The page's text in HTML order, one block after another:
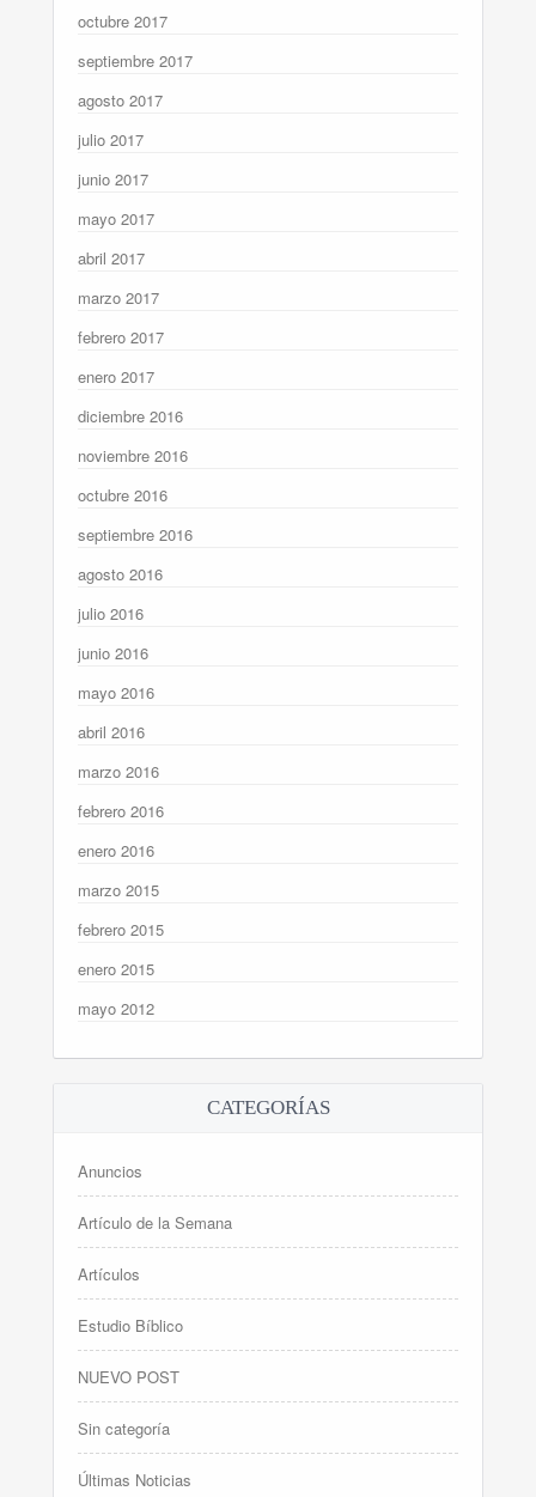
octubre 2017
septiembre 2017
agosto 2017
julio 2017
junio 2017
mayo 2017
abril 2017
marzo 2017
febrero 2017
enero 2017
diciembre 2016
noviembre 2016
octubre 2016
septiembre 2016
agosto 2016
julio 2016
junio 2016
mayo 2016
abril 2016
marzo 2016
febrero 2016
enero 2016
marzo 2015
febrero 2015
enero 2015
mayo 2012
CATEGORÍAS
Anuncios
Artículo de la Semana
Artículos
Estudio Bíblico
NUEVO POST
Sin categoría
Últimas Noticias